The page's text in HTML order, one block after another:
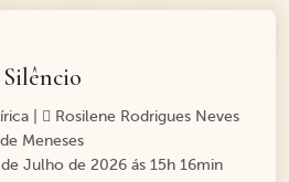
Silêncio
Rosilene Rodrigues Neves
de Meneses
Julho de 2026 ás 15h 16min